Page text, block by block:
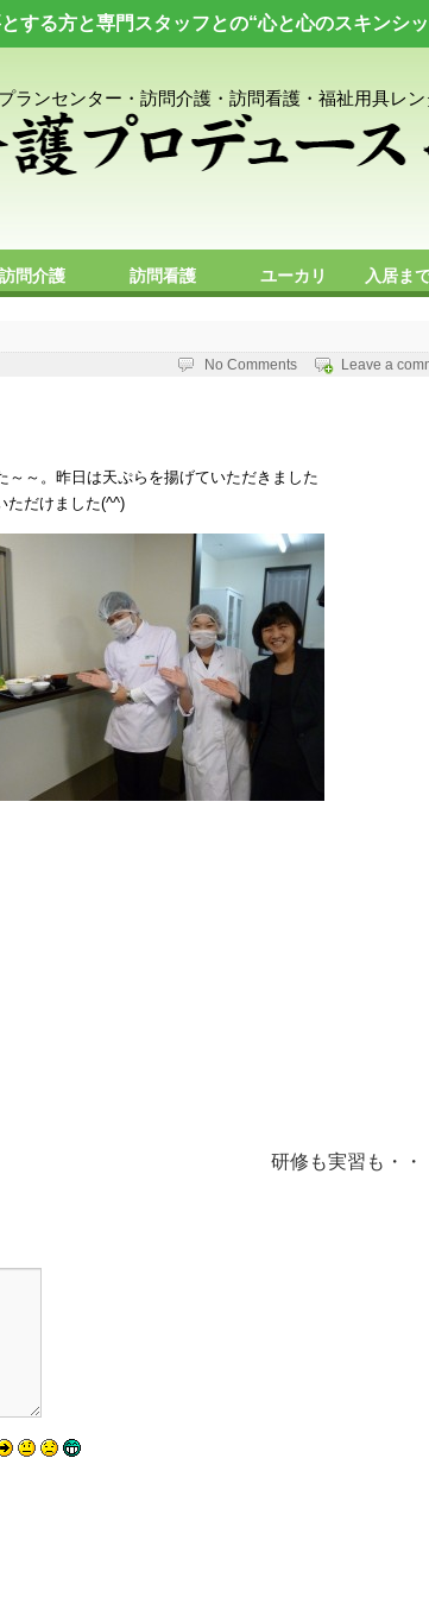
する方と専門スタッフとの“心と心のスキンシ
ランセンター・訪問介護・訪問看護・福祉用具レ
訪問介護 訪問看護 ユーカリ 入居ま
No Comments Leave a
～。昨日は天ぷらを揚げていただきました
ただけました(^^)
研修も実習も・・